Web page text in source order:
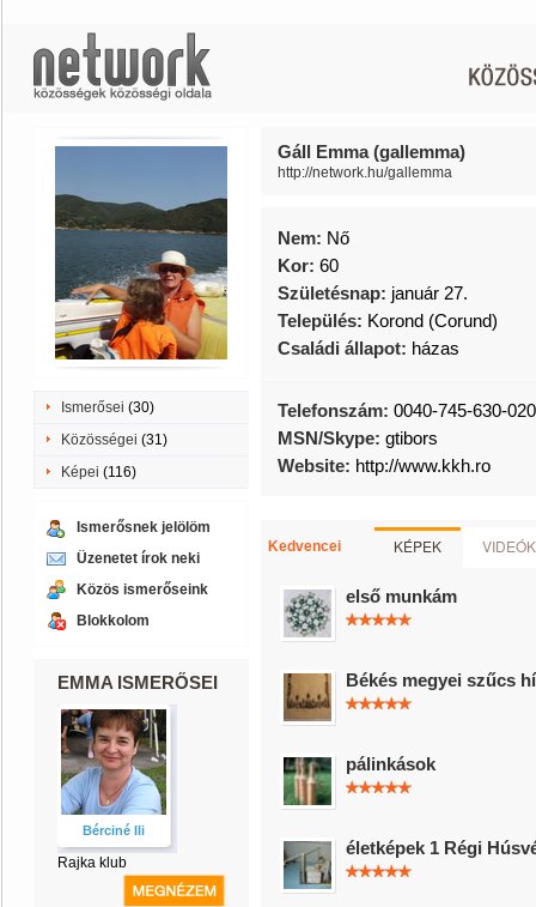
Ismerősei (30)
Közösségei (31)
Képei (116)
Ismerősnek jelölöm
Üzenetet írok neki
Közös ismerőseink
Blokkolom
EMMA ISMERŐSEI
Bérciné Ili
Rajka klub
Gáll Emma (gallemma)
http://network.hu/gallemma
Nem: Nő
Kor: 60
Születésnap: január 27.
Település: Korond (Corund)
Családi állapot: házas
Telefonszám: 0040-745-630-020
MSN/Skype: gtibors
Website: http://www.kkh.ro
Kedvencei KÉPEK VIDEÓK
első munkám
Békés megyei szűcs
pálinkások
életképek 1 Régi